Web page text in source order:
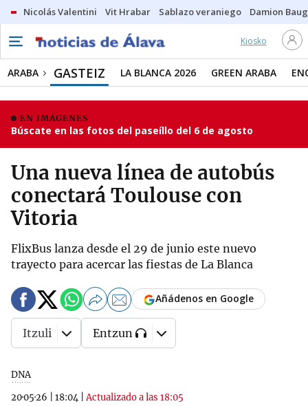
Nicolás Valentini Vit Hrabar Sablazo veraniego Damion
Kiosko
ARABA GASTEIZ LA BLANCA 2026 GREEN ARABA
EN IMÁGENES
Búscate en las fotos del paseíllo del 6 de agosto
Una nueva línea de autobús
conectará Toulouse con
Vitoria
FlixBus lanza desde el 29 de junio este nuevo
trayecto para acercar las fiestas de La Blanca
DNA
20·05·26
18:04 |Actualizado a las 18:05
Añádenos en Google
Itzuli Entzun